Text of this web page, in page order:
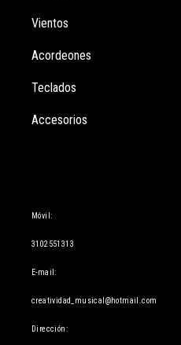
Vientos
Acordeones
Teclados
Accesorios
Móvil:
3102551313
E-mail:
creatividad_musical@hotmail.com
Dirección: